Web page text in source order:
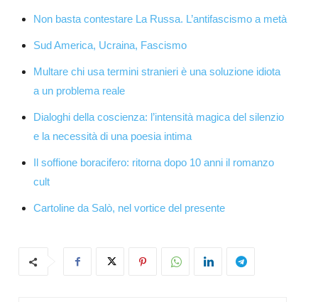
Non basta contestare La Russa. L’antifascismo a metà
Sud America, Ucraina, Fascismo
Multare chi usa termini stranieri è una soluzione idiota
a un problema reale
Dialoghi della coscienza: l’intensità magica del silenzio
e la necessità di una poesia intima
Il soffione boracifero: ritorna dopo 10 anni il romanzo
cult
Cartoline da Salò, nel vortice del presente